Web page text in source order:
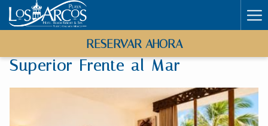
RESERVAR AHORA
Superior Frente al Mar